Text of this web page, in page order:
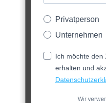
Privatperson
Unternehmen
Ich möchte den
erhalten und
Wir